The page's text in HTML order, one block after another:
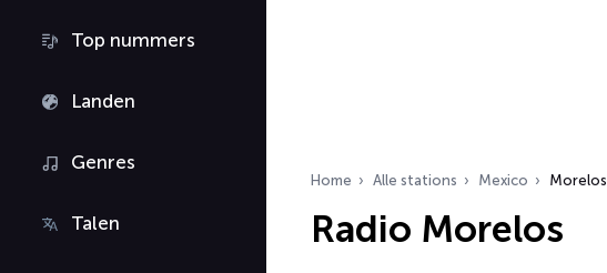
Top nummers
Landen
Genres
Talen
Home Alle stations Mexico Morelos
Radio Morelos